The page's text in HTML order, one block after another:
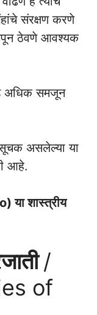
संरक्षण करणे
ठेवणे आवश्यक
अधिक समजून
असलेल्या या
आहे.
या शास्त्रीय
/
of